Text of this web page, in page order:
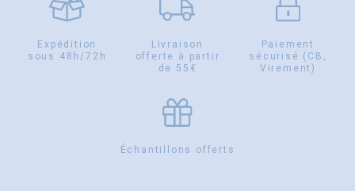
Expédition
sous 48h/72h
Livraison
offerte à partir
de 55€
Paiement
sécurisé (CB,
Virement)
Échantillons offerts